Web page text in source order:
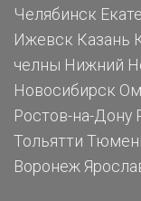
Челябинск
Ижевск Казань
челны Нижний
Новосибирск
Ростов-на-Дону
Тольятти
Воронеж